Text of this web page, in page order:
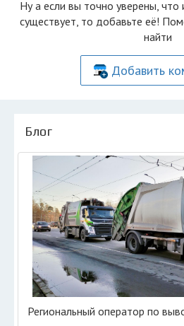
Ну а если вы точно уверены, что
существует, то добавьте её!
найти
Добавить
Блог
Региональный оператор по